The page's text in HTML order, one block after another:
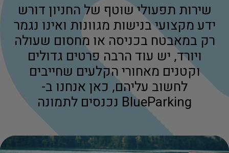
שירות תפעולי שוטף של החניון דורש
ידע מקצועי בנישות מגוונות ואינו נגמר
רק במאבטח בכניסה או מחסום שעולה
ויורד, יש עוד הרבה פרטים גדולים
וקטנים מאחורי הקלעים שחייבים
לחשוב עליהם, כאן אנחנו ב-
BlueParking נכנסים לתמונה